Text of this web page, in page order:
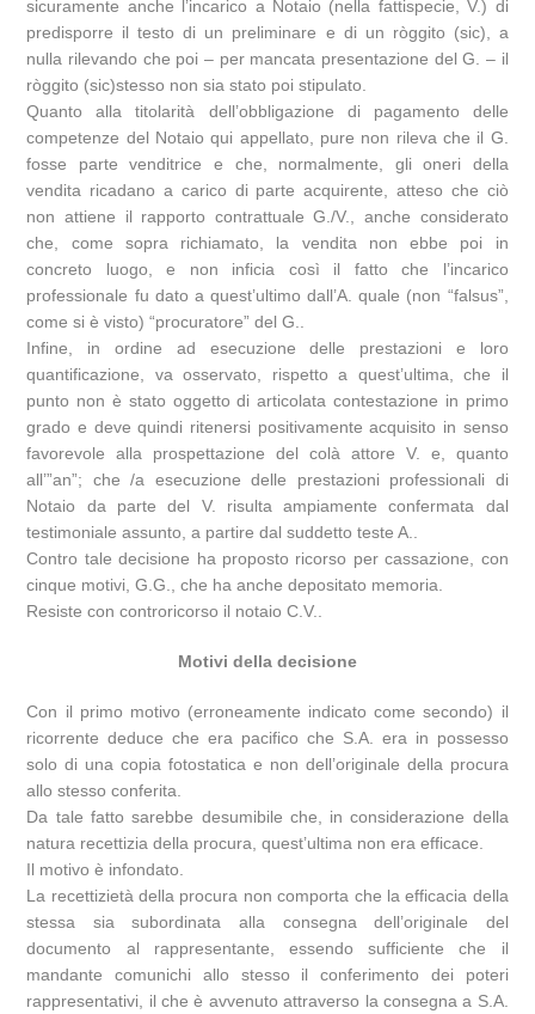
sicuramente anche l’incarico a Notaio (nella fattispecie, V.) di
predisporre il testo di un preliminare e di un ròggito (sic), a
nulla rilevando che poi – per mancata presentazione del G. – il
ròggito (sic)stesso non sia stato poi stipulato.
Quanto alla titolarità dell’obbligazione di pagamento delle
competenze del Notaio qui appellato, pure non rileva che il G.
fosse parte venditrice e che, normalmente, gli oneri della
vendita ricadano a carico di parte acquirente, atteso che ciò
non attiene il rapporto contrattuale G./V., anche considerato
che, come sopra richiamato, la vendita non ebbe poi in
concreto luogo, e non inficia così il fatto che l’incarico
professionale fu dato a quest’ultimo dall’A. quale (non “falsus”,
come si è visto) “procuratore” del G..
Infine, in ordine ad esecuzione delle prestazioni e loro
quantificazione, va osservato, rispetto a quest’ultima, che il
punto non è stato oggetto di articolata contestazione in primo
grado e deve quindi ritenersi positivamente acquisito in senso
favorevole alla prospettazione del colà attore V. e, quanto
all’”an”; che /a esecuzione delle prestazioni professionali di
Notaio da parte del V. risulta ampiamente confermata dal
testimoniale assunto, a partire dal suddetto teste A..
Contro tale decisione ha proposto ricorso per cassazione, con
cinque motivi, G.G., che ha anche depositato memoria.
Resiste con controricorso il notaio C.V..
Motivi della decisione
Con il primo motivo (erroneamente indicato come secondo) il
ricorrente deduce che era pacifico che S.A. era in possesso
solo di una copia fotostatica e non dell’originale della procura
allo stesso conferita.
Da tale fatto sarebbe desumibile che, in considerazione della
natura recettizia della procura, quest’ultima non era efficace.
Il motivo è infondato.
La recettizietà della procura non comporta che la efficacia della
stessa sia subordinata alla consegna dell’originale del
documento al rappresentante, essendo sufficiente che il
mandante comunichi allo stesso il conferimento dei poteri
rappresentativi, il che è avvenuto attraverso la consegna a S.A.